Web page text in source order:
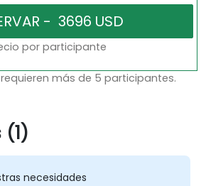
por participante
más de 5 participantes.
(1)
necesidades